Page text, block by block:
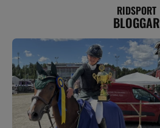
RIDSPORT
BLOGGAR